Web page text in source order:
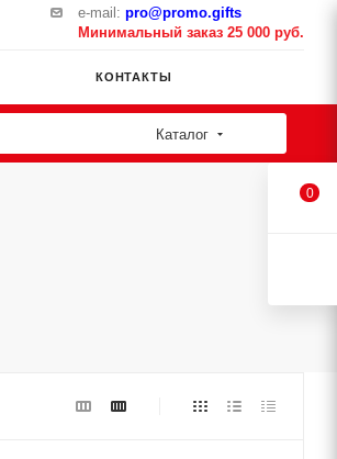
e-mail: pro@promo.gifts
Минимальный заказ 25 000 руб.
КОНТАКТЫ
Каталог
0